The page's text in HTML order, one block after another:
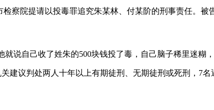
察院提请以投毒罪追究朱某林、付某阶的刑事责任。被
说自己收了姓朱的500块钱投了毒，自己脑子稀里迷糊
建议判处两人十年以上有期徒刑、无期徒刑或死刑，7名